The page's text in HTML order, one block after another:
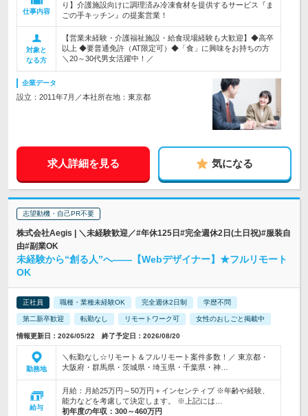
仕事内容
り】介護施設向けに調理済み冷凍食材を提供するサービス『ま
ごの手キッチン』の提案営業！
対象と
なる方
【営業未経験・介護福祉施設・給食現場経験も大歓迎】◆高卒
以上 ◆要普通免許（AT限定可）◆「食」に興味をお持ちの方
＼20～30代男女活躍中！／
企業データ
設立：2011年7月／本社所在地：東京都
求人詳細を見る 気になる
志望動機・自己PR不要
株式会社Aegis | ＼未経験歓迎／#年休125日#完全週休2日(土日祝)#服装自
由#副業OK
未経験から“創る人”へ――【Webデザイナー】★フルリモート
OK
正社員 職種・業種未経験OK 完全週休2日制 学歴不問
第二新卒歓迎 転勤なし リモートワーク可 女性のおしごと掲載中
情報更新日：2026/05/22 終了予定日：2026/08/20
勤務地
＼転勤なし☆リモート＆フルリモート案件多数！／ 東京都・
大阪府・群馬県・茨城県・埼玉県・千葉県・神…
給与
月給：月給25万円～50万円＋インセンティブ ※年齢や経験、
能力などを考慮して決定します。 ※上記には…
初年度の年収： 300～460万円